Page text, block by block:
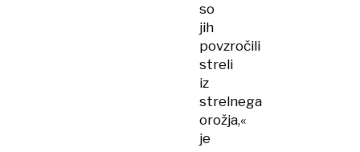
so
jih
povzročili
streli
iz
strelnega
orožja,«
je